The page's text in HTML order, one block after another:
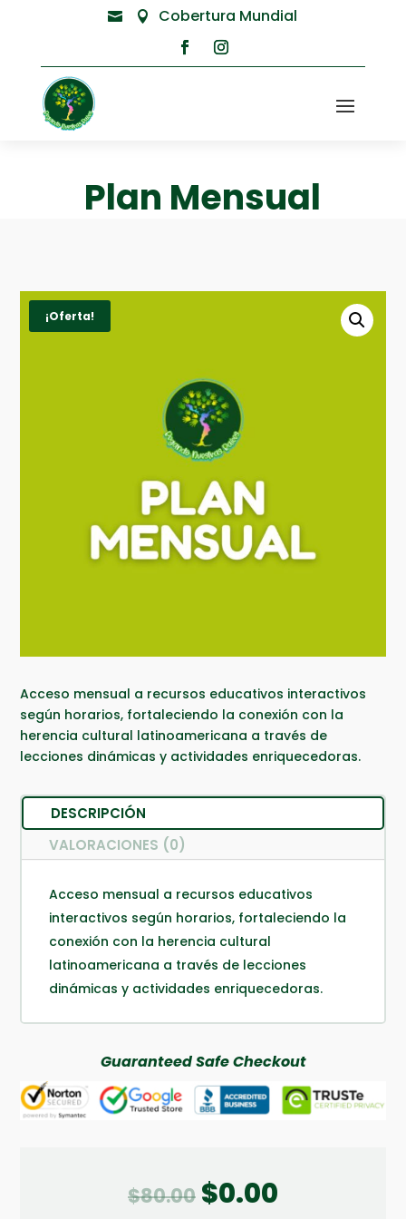
  Cobertura Mundial
Plan Mensual
¡Oferta!
Acceso mensual a recursos educativos interactivos
según horarios, fortaleciendo la conexión con la
herencia cultural latinoamericana a través de
lecciones dinámicas y actividades enriquecedoras.
DESCRIPCIÓN
VALORACIONES (0)
Acceso mensual a recursos educativos
interactivos según horarios, fortaleciendo la
conexión con la herencia cultural
latinoamericana a través de lecciones
dinámicas y actividades enriquecedoras.
Guaranteed Safe Checkout
$80.00 El
$0.00